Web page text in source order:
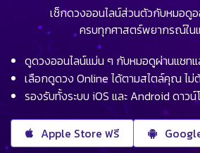
เช็กดวงออนไลน์ส่วนตัวกับหมอดู
ครบทุกศาสตร์พยากรณ์ใน
ดูดวงออนไลน์แม่น ๆ กับหมอดูผ่านแชทแ
เลือกดูดวง Online ได้ตามสไตล์คุณ ไม่
รองรับทั้งระบบ iOS และ Android ดาวน์
Apple Store ฟรี